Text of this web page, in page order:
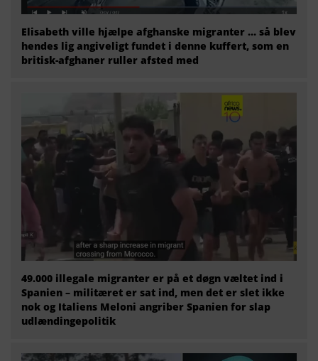
Elisabeth ville hjælpe afghanske migranter … så blev
hendes lig angiveligt fundet i denne kuffert, som en
britisk-afghaner ruller afsted med
49.000 illegale migranter er på et døgn væltet ind i
Spanien – militæret er sat ind, men det er slet ikke
nok og Italiens Meloni angriber Spanien for slap
udlændingepolitik